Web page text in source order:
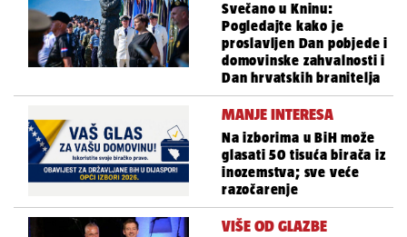
Svečano u Kninu:
Pogledajte kako je
proslavljen Dan pobjede i
domovinske zahvalnosti i
Dan hrvatskih branitelja
MANJE INTERESA
Na izborima u BiH može
glasati 50 tisuća birača iz
inozemstva; sve veće
razočarenje
VIŠE OD GLAZBE